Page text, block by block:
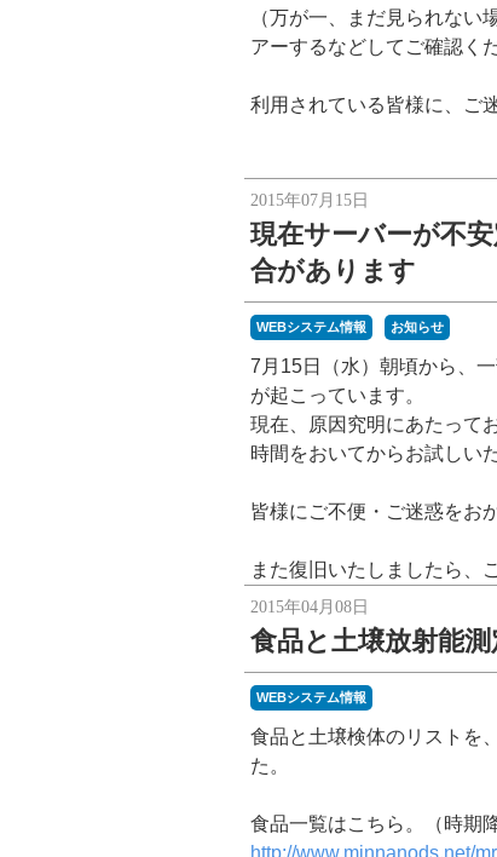
（万が一、まだ見られな
アーするなどしてご確認く
利用されている皆様に、ご
2015年07月15日
現在サーバーが不
合があります
WEBシステム情報 お知らせ
7月15日（水）朝頃から、
が起こっています。
現在、原因究明にあたって
時間をおいてからお試しい
皆様にご不便・ご迷惑をお
また復旧いたしましたら、
2015年04月08日
食品と土壌放射能
WEBシステム情報
食品と土壌検体のリストを
た。
食品一覧はこちら。（時期降
http://www.minnanods.net/